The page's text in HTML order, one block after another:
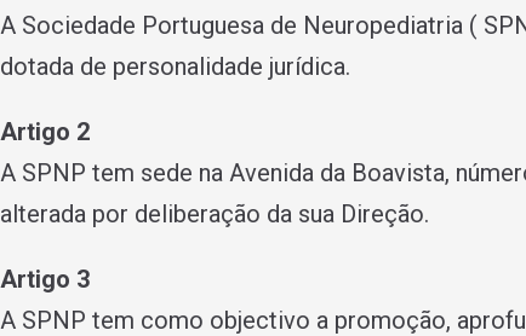
A Sociedade Portuguesa de Neuropediatria (
dotada de personalidade jurí­dica.
Artigo 2
A SPNP tem sede na Avenida da Boavista,
alterada por deliberação da sua Direção.
Artigo 3
A SPNP tem como objectivo a promoção,